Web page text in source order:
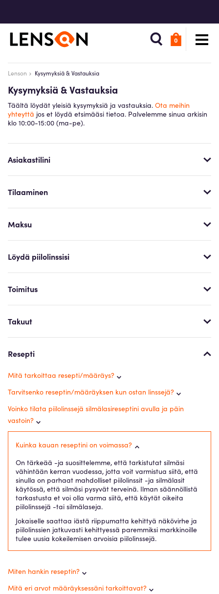
0
Lenson Kysymyksiä & Vastauksia
Kysymyksiä & Vastauksia
Täältä löydät yleisiä kysymyksiä ja vastauksia. Ota meihin
yhteyttä jos et löydä etsimääsi tietoa. Palvelemme sinua arkisin
klo 10:00-15:00 (ma-pe).
Asiakastilini
Tilaaminen
Maksu
Löydä piilolinssisi
Toimitus
Takuut
Resepti
Mitä tarkoittaa resepti/määräys?
Tarvitsenko reseptin/määräyksen kun ostan linssejä?
Voinko tilata piilolinssejä silmälasireseptini avulla ja päin
vastoin?
Kuinka kauan reseptini on voimassa?
On tärkeää -ja suosittelemme, että tarkistutat silmäsi
vähintään kerran vuodessa, jotta voit varmistua siitä, että
sinulla on parhaat mahdolliset piilolinssit -ja silmälasit
käytössä, että silmäsi pysyvät terveinä. Ilman säännöllistä
tarkastusta et voi olla varma siitä, että käytät oikeita
piilolinssejä -tai silmälaseja.
Jokaiselle saattaa iästä riippumatta kehittyä näkövirhe ja
piilolinssien jatkuvasti kehittyessä paremmiksi markkinoille
tulee uusia kokeilemisen arvoisia piilolinssejä.
Miten hankin reseptin?
Mitä eri arvot määräyksessäni tarkoittavat?